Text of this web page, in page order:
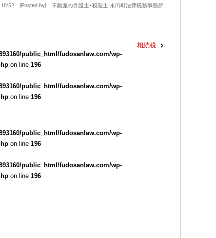
18:52 [Posted by]：不動産の弁護士･税理士 永田町法律税務事務所
public_html/fudosanlaw.com/wp-
on line 196
public_html/fudosanlaw.com/wp-
on line 196
public_html/fudosanlaw.com/wp-
on line 196
public_html/fudosanlaw.com/wp-
on line 196
相続税